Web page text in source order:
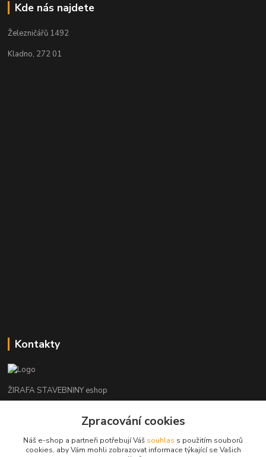
Kde nás najdete
Železničářů 1492
Kladno, 272 01
Kontakty
ŽIRAFA STAVEBNINY eshop
+420 312 685 342
kladno@zirafa-stavebniny.cz
Zpracování cookies
Náš e-shop a partneři potřebují Váš souhlas s použitím souborů
cookies, aby Vám mohli zobrazovat informace týkající se Vašich